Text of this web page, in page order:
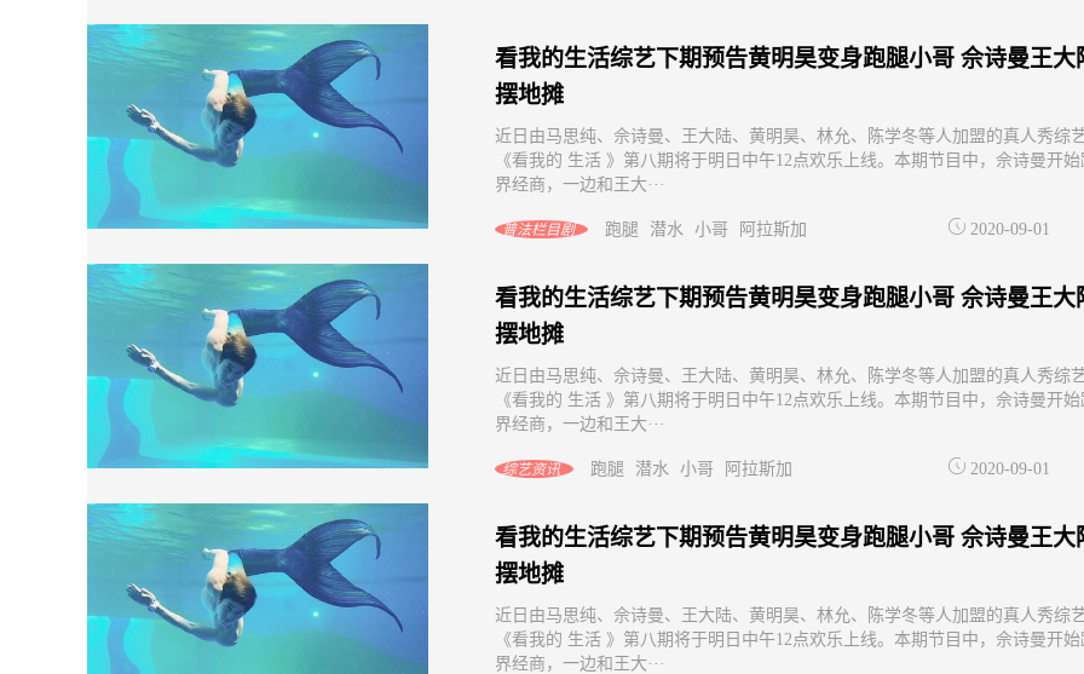
看我的生活综艺下期预告黄明昊变身跑腿小哥 佘诗曼王大
摆地摊
近日由马思纯、佘诗曼、王大陆、黄明昊、林允、陈学冬等人加盟的真人秀综
《看我的 生活 》第八期将于明日中午12点欢乐上线。本期节目中，佘诗曼开始
界经商，一边和王大···
普法栏目剧 跑腿 潜水 小哥 阿拉斯加 2020-09-01
看我的生活综艺下期预告黄明昊变身跑腿小哥 佘诗曼王大
摆地摊
近日由马思纯、佘诗曼、王大陆、黄明昊、林允、陈学冬等人加盟的真人秀综
《看我的 生活 》第八期将于明日中午12点欢乐上线。本期节目中，佘诗曼开始
界经商，一边和王大···
综艺资讯 跑腿 潜水 小哥 阿拉斯加 2020-09-01
看我的生活综艺下期预告黄明昊变身跑腿小哥 佘诗曼王大
摆地摊
近日由马思纯、佘诗曼、王大陆、黄明昊、林允、陈学冬等人加盟的真人秀综
《看我的 生活 》第八期将于明日中午12点欢乐上线。本期节目中，佘诗曼开始
界经商，一边和王大···